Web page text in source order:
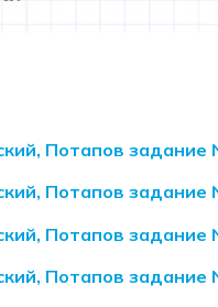
Потапов
Потапов
Потапов
Потапов